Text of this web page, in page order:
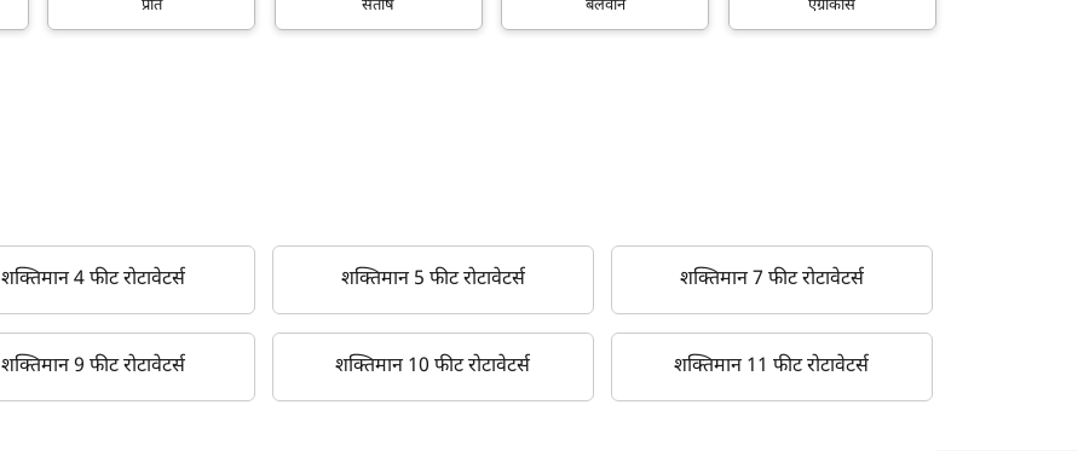
प्रीत संतोष बलवान एग्रीकोस
शक्तिमान 4 फीट रोटावेटर्स शक्तिमान 5 फीट रोटावेटर्स शक्तिमान 7 फीट रोटावेटर्स
शक्तिमान 9 फीट रोटावेटर्स शक्तिमान 10 फीट रोटावेटर्स शक्तिमान 11 फीट रोटावेटर्स
मोबाइल नंबर दर्ज करें* ओटीपी भेजें